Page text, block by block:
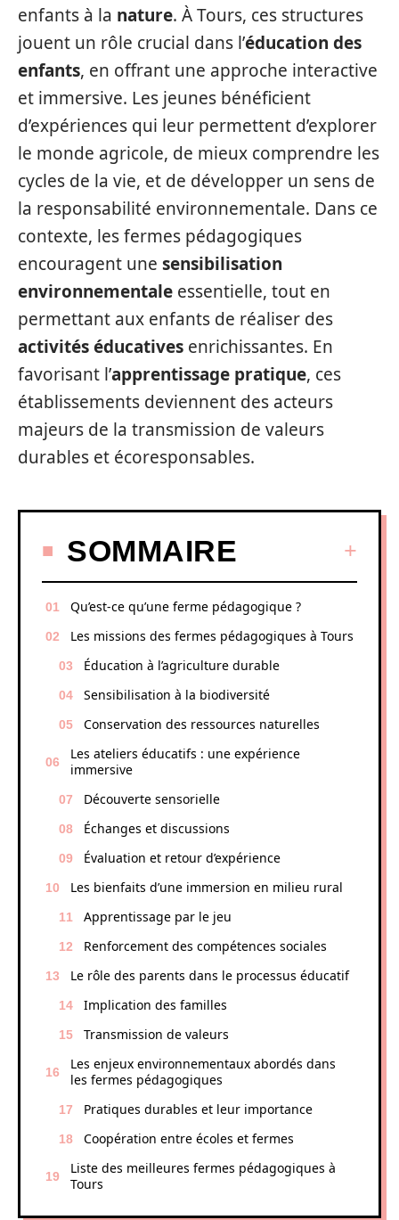
enfants à la nature. À Tours, ces structures
jouent un rôle crucial dans l’éducation des
enfants, en offrant une approche interactive
et immersive. Les jeunes bénéficient
d’expériences qui leur permettent d’explorer
le monde agricole, de mieux comprendre les
cycles de la vie, et de développer un sens de
la responsabilité environnementale. Dans ce
contexte, les fermes pédagogiques
encouragent une sensibilisation
environnementale essentielle, tout en
permettant aux enfants de réaliser des
activités éducatives enrichissantes. En
favorisant l’apprentissage pratique, ces
établissements deviennent des acteurs
majeurs de la transmission de valeurs
durables et écoresponsables.
SOMMAIRE
Qu’est-ce qu’une ferme pédagogique ?
Les missions des fermes pédagogiques à Tours
Éducation à l’agriculture durable
Sensibilisation à la biodiversité
Conservation des ressources naturelles
Les ateliers éducatifs : une expérience
immersive
Découverte sensorielle
Échanges et discussions
Évaluation et retour d’expérience
Les bienfaits d’une immersion en milieu rural
Apprentissage par le jeu
Renforcement des compétences sociales
Le rôle des parents dans le processus éducatif
Implication des familles
Transmission de valeurs
Les enjeux environnementaux abordés dans
les fermes pédagogiques
Pratiques durables et leur importance
Coopération entre écoles et fermes
Liste des meilleures fermes pédagogiques à
Tours